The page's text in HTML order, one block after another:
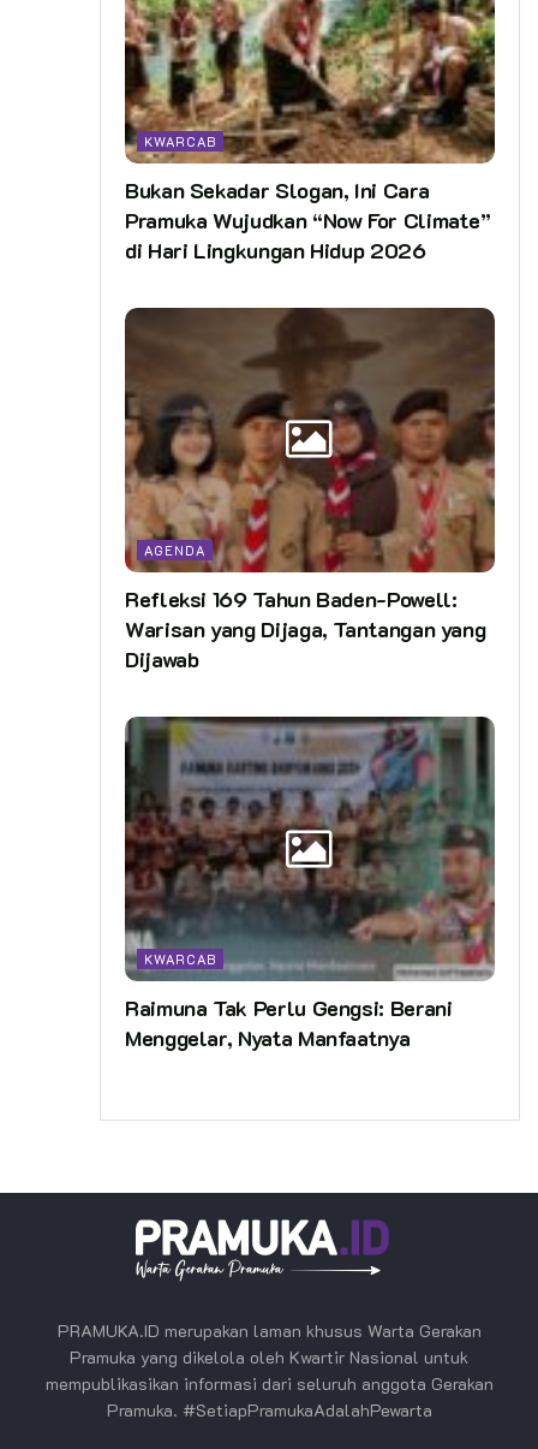
KWARCAB
Bukan Sekadar Slogan, Ini Cara
Pramuka Wujudkan “Now For Climate”
di Hari Lingkungan Hidup 2026
AGENDA
Refleksi 169 Tahun Baden-Powell:
Warisan yang Dijaga, Tantangan yang
Dijawab
KWARCAB
Raimuna Tak Perlu Gengsi: Berani
Menggelar, Nyata Manfaatnya
PRAMUKA.ID merupakan laman khusus Warta Gerakan
Pramuka yang dikelola oleh Kwartir Nasional untuk
mempublikasikan informasi dari seluruh anggota Gerakan
Pramuka. #SetiapPramukaAdalahPewarta